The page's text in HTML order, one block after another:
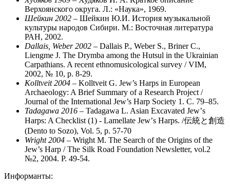
Верхоянского округа. Л.: «Наука», 1969.
Шейкин 2002 – Шейкин Ю.И. История музыкальной
культуры народов Сибири. М.: Восточная литература
РАН, 2002.
Dallais, Weber 2002 – Dallais P., Weber S., Briner C.,
Liengme J. The Drymba among the Hutsul in the Ukrainian
Carpathians. A recent ethnomusicological survey / VIM,
2002, № 10, p. 8-29.
Kolltveit 2004 – Kolltveit G. Jew’s Harps in European
Archaeology: A Brief Summary of a Research Project /
Journal of the International Jew’s Harp Society 1. С. 79–85.
Tadagawa 2016 – Tadagawa L. Asian Excavated Jewʼs
Harps: A Checklist (1) - Lamellate Jewʼs Harps. /伝統と創造
(Dento to Sozo), Vol. 5, p. 57-70
Wright 2004 – Wright M. The Search of the Origins of the
Jew’s Harp / The Silk Road Foundation Newsletter, vol.2
№2, 2004. P. 49-54.
Информанты: